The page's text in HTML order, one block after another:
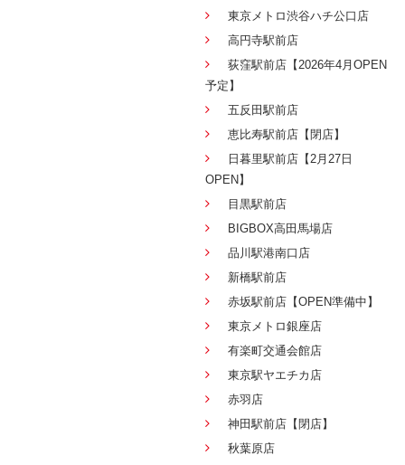
東京メトロ渋谷ハチ公口店
高円寺駅前店
荻窪駅前店【2026年4月OPEN
予定】
五反田駅前店
恵比寿駅前店【閉店】
日暮里駅前店【2月27日
OPEN】
目黒駅前店
BIGBOX高田馬場店
品川駅港南口店
新橋駅前店
赤坂駅前店【OPEN準備中】
東京メトロ銀座店
有楽町交通会館店
東京駅ヤエチカ店
赤羽店
神田駅前店【閉店】
秋葉原店